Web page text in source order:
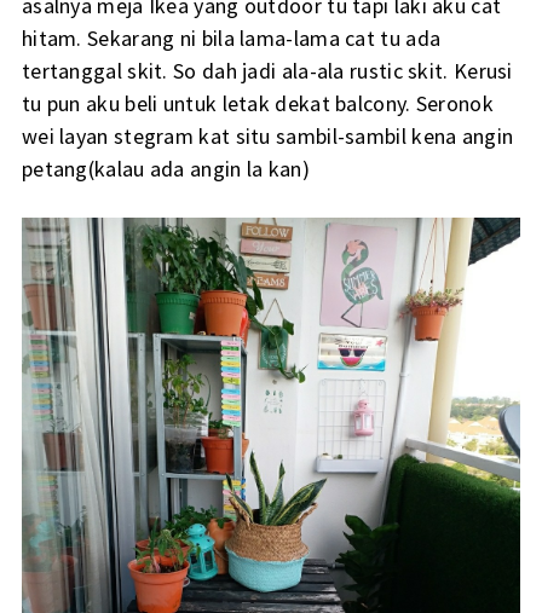
hitam. Sekarang ni bila lama-lama cat tu ada
tertanggal skit. So dah jadi ala-ala rustic skit. Kerusi
tu pun aku beli untuk letak dekat balcony. Seronok
wei layan stegram kat situ sambil-sambil kena angin
petang(kalau ada angin la kan)